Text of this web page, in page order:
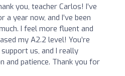
you, teacher Carlos! I’ve
year now, and I’ve been
I feel more fluent and
my A2.2 level! You’re
us, and I really
and patience. Thank you for